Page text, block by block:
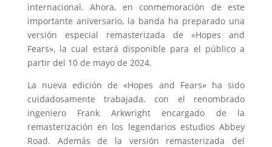
internacional. Ahora, en conmemoración de este
importante aniversario, la banda ha preparado una
versión especial remasterizada de «Hopes and
Fears», la cual estará disponible para el público a
partir del 10 de mayo de 2024.
La nueva edición de «Hopes and Fears» ha sido
cuidadosamente trabajada, con el renombrado
ingeniero Frank Arkwright encargado de la
remasterización en los legendarios estudios Abbey
Road. Además de la versión remasterizada del